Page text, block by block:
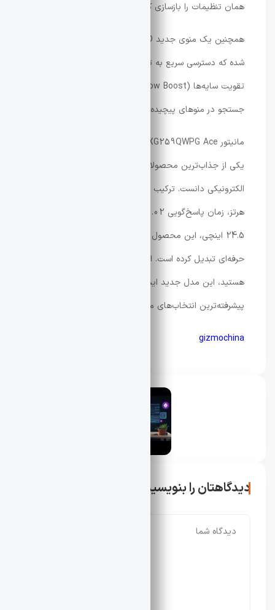
همان تنظیمات را بازسازی کنند.
شده که دسترسی سریع به تنظیمات مهمی مانند روشنایی و
جستجو در منوهای پیچیده را از بین می‌برد.
یکی از جذاب‌ترین محصولات جدید بازار ورزش‌های
24.5 اینچی، این محصول را به گزینه‌ای ایده‌آل برای گیمرهای
حرفه‌ای تبدیل کرده است. اگر به دنبال
هستید، این مدل جدید ایسوس می‌تواند یکی از
پیشرفته‌ترین انتخاب‌های موجود در بازار باشد.
gizmochina
دیدگاهتان را بنویسید